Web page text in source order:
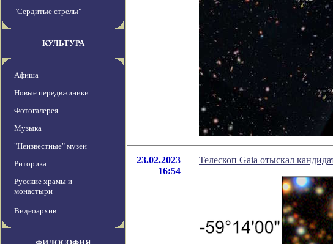
"Сердитые стрелы"
КУЛЬТУРА
Афиша
Новые передвжиники
Фотогалерея
Музыка
"Неизвестные" музеи
Риторика
Русские храмы и
монастыри
Видеоархив
23.02.2023
16:54
Телескоп Gaia отыскал